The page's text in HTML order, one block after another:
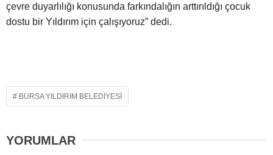
çevre duyarlılığı konusunda farkındalığın arttırıldığı çocuk
dostu bir Yıldırım için çalışıyoruz” dedi.
BURSA YILDIRIM BELEDIYESI
YORUMLAR